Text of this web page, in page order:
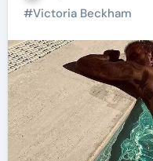
#Victoria Beckham